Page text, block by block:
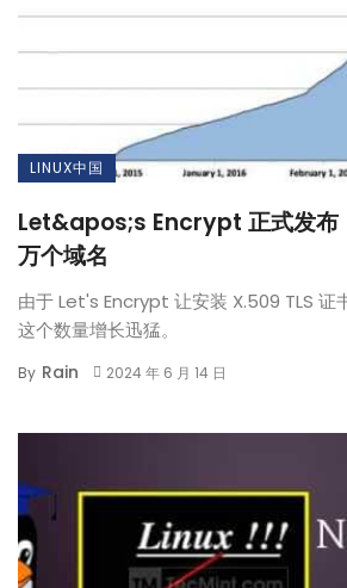
LINUX中国
Let&apos;s Encrypt 正式发布
万个域名
由于 Let's Encrypt 让安装 X.509 TLS 证
这个数量增长迅猛。
By Rain 2024 年 6 月 14 日